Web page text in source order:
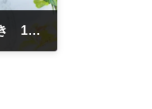
鶏肉と大豆のトマト煮 ツナマヨ焼き 1月11日